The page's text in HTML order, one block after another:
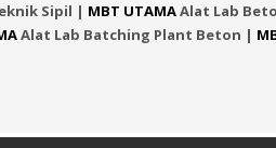
Sipil | MBT UTAMAAlat Lab
Alat Lab Batching Plant Beton |